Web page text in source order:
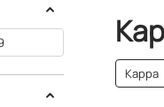
Kappa